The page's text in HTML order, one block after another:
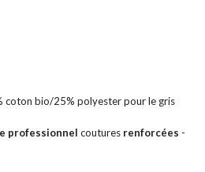
coton bio/25% polyester pour le gris
professionnel coutures renforcées -